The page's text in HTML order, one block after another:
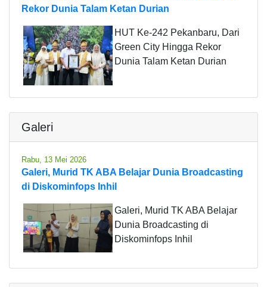
Rekor Dunia Talam Ketan Durian
HUT Ke-242 Pekanbaru, Dari
Green City Hingga Rekor
Dunia Talam Ketan Durian
Galeri
Rabu, 13 Mei 2026
Galeri, Murid TK ABA Belajar Dunia Broadcasting
di Diskominfops Inhil
Galeri, Murid TK ABA Belajar
Dunia Broadcasting di
Diskominfops Inhil